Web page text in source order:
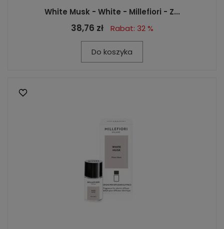
White Musk - White - Millefiori - Z...
38,76 zł Rabat: 32 %
Do koszyka